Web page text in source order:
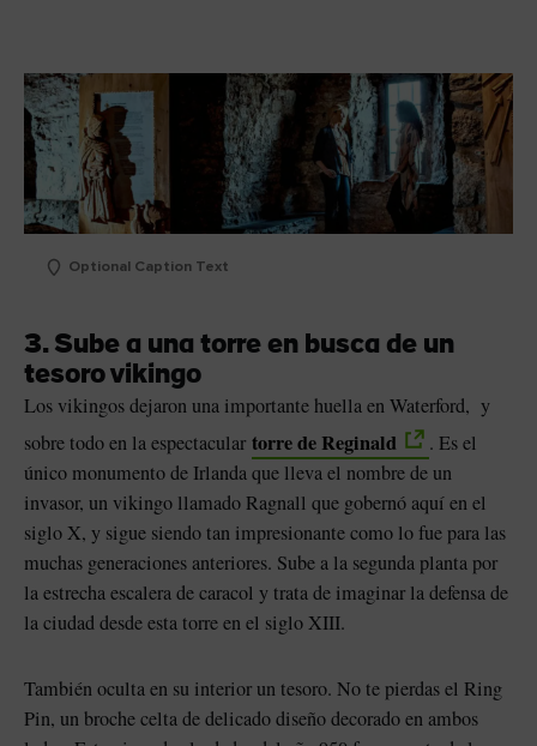
Optional Caption Text
3. Sube a una torre en busca de un
tesoro vikingo
Los vikingos dejaron una importante huella en Waterford, y
sobre todo en la espectacular torre de Reginald
. Es el
único monumento de Irlanda que lleva el nombre de un
invasor, un vikingo llamado Ragnall que gobernó aquí en el
siglo X, y sigue siendo tan impresionante como lo fue para las
muchas generaciones anteriores. Sube a la segunda planta por
la estrecha escalera de caracol y trata de imaginar la defensa de
la ciudad desde esta torre en el siglo XIII.
También oculta en su interior un tesoro. No te pierdas el Ring
Pin, un broche celta de delicado diseño decorado en ambos